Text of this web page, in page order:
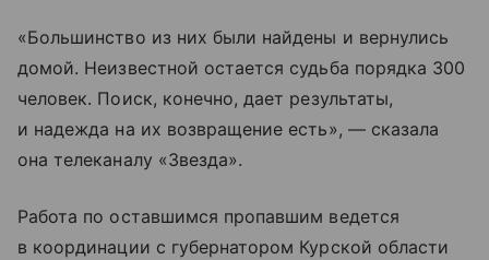
«Большинство из них были найдены и вернулись
домой. Неизвестной остается судьба порядка 300
человек. Поиск, конечно, дает результаты,
и надежда на их возвращение есть», — сказала
она телеканалу «Звезда».
Работа по оставшимся пропавшим ведется
в координации с губернатором Курской области